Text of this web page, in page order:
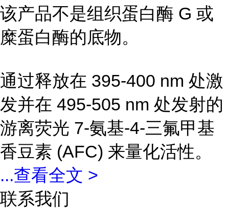
该产品不是组织蛋白酶 G 或
糜蛋白酶的底物。
通过释放在 395-400 nm 处激
发并在 495-505 nm 处发射的
游离荧光 7-氨基-4-三氟甲基
香豆素 (AFC) 来量化活性。
...查看全文 >
联系我们